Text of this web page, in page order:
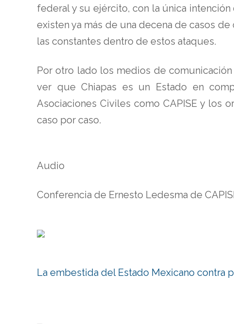
federal y su ejército, con la única
existen ya más de una decena de casos
las constantes dentro de estos ataques.
Por otro lado los medios de
ver que Chiapas es un Estado en
Asociaciones Civiles como CAPISE y los
caso por caso.
Audio
Conferencia de Ernesto Ledesma de
La embestida del Estado Mexicano contra